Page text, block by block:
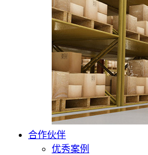
合作伙伴
优秀案例